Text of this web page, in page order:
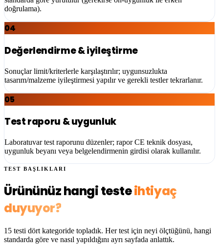
doğrulama).
04
Değerlendirme & iyileştirme
Sonuçlar limit/kriterlerle karşılaştırılır; uygunsuzlukta
tasarım/malzeme iyileştirmesi yapılır ve gerekli testler tekrarlanır.
05
Test raporu & uygunluk
Laboratuvar test raporunu düzenler; rapor CE teknik dosyası,
uygunluk beyanı veya belgelendirmenin girdisi olarak kullanılır.
TEST BAŞLIKLARI
Ürününüz hangi testeihtiyaç
duyuyor?
15 testi dört kategoride topladık. Her test için neyi ölçtüğünü, hangi
standarda göre ve nasıl yapıldığını ayrı sayfada anlattık.